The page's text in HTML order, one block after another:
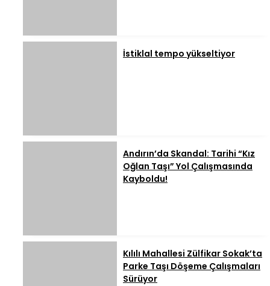
İstiklal tempo yükseltiyor
Andırın’da Skandal: Tarihi “Kız
Oğlan Taşı” Yol Çalışmasında
Kayboldu!
Kılılı Mahallesi Zülfikar Sokak’ta
Parke Taşı Döşeme Çalışmaları
Sürüyor